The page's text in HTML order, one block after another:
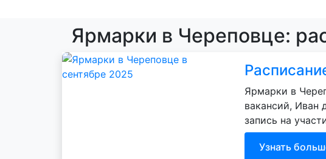
Ярмарки в Череповце:
Ярмарки в
вакансий, Иван
запись на
Узнать